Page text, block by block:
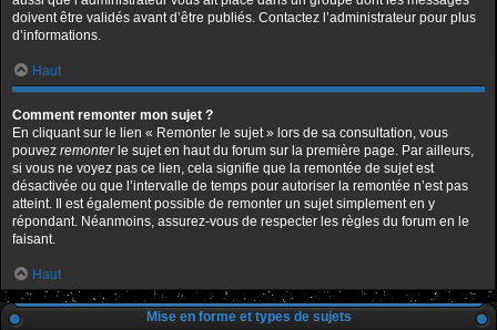
doivent être validés avant d’être publiés. Contactez l’administrateur pour plus
d’informations.
Haut
Comment remonter mon sujet ?
En cliquant sur le lien « Remonter le sujet » lors de sa consultation, vous
pouvez remonterle sujet en haut du forum sur la première page. Par ailleurs,
si vous ne voyez pas ce lien, cela signifie que la remontée de sujet est
désactivée ou que l’intervalle de temps pour autoriser la remontée n’est pas
atteint. Il est également possible de remonter un sujet simplement en y
répondant. Néanmoins, assurez-vous de respecter les règles du forum en le
faisant.
Haut
Mise en forme et types de sujets